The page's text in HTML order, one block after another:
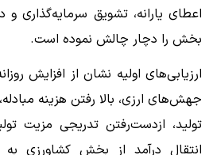
اعطای یارانه، تشویق سرمایه‌گذاری
بخش را دچار چالش نموده است.
ارزیابی‌های اولیه نشان از افزایش
جهش‌های ارزی، بالا رفتن هزینه
تولید، ازدست‌رفتن تدریجی مزیت
انتقال درآمد از بخش کشاورزی